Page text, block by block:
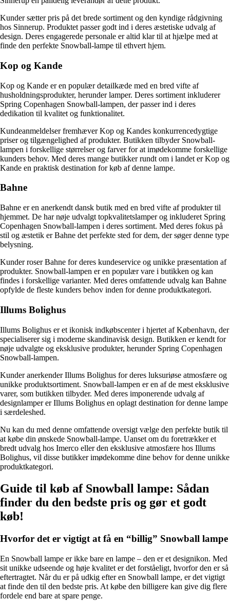
Kunder sætter pris på det brede sortiment og den kyndige rådgivning
hos Sinnerup. Produktet passer godt ind i deres æstetiske udvalg af
design. Deres engagerede personale er altid klar til at hjælpe med at
finde den perfekte Snowball-lampe til ethvert hjem.
Kop og Kande
Kop og Kande er en populær detailkæde med en bred vifte af
husholdningsprodukter, herunder lamper. Deres sortiment inkluderer
Spring Copenhagen Snowball-lampen, der passer ind i deres
dedikation til kvalitet og funktionalitet.
Kundeanmeldelser fremhæver Kop og Kandes konkurrencedygtige
priser og tilgængelighed af produkter. Butikken tilbyder Snowball-
lampen i forskellige størrelser og farver for at imødekomme forskellige
kunders behov. Med deres mange butikker rundt om i landet er Kop og
Kande en praktisk destination for køb af denne lampe.
Bahne
Bahne er en anerkendt dansk butik med en bred vifte af produkter til
hjemmet. De har nøje udvalgt topkvalitetslamper og inkluderet Spring
Copenhagen Snowball-lampen i deres sortiment. Med deres fokus på
stil og æstetik er Bahne det perfekte sted for dem, der søger denne type
belysning.
Kunder roser Bahne for deres kundeservice og unikke præsentation af
produkter. Snowball-lampen er en populær vare i butikken og kan
findes i forskellige varianter. Med deres omfattende udvalg kan Bahne
opfylde de fleste kunders behov inden for denne produktkategori.
Illums Bolighus
Illums Bolighus er et ikonisk indkøbscenter i hjertet af København, der
specialiserer sig i moderne skandinavisk design. Butikken er kendt for
nøje udvalgte og eksklusive produkter, herunder Spring Copenhagen
Snowball-lampen.
Kunder anerkender Illums Bolighus for deres luksuriøse atmosfære og
unikke produktsortiment. Snowball-lampen er en af ​​de mest eksklusive
varer, som butikken tilbyder. Med deres imponerende udvalg af
designlamper er Illums Bolighus en oplagt destination for denne lampe
i særdeleshed.
Nu kan du med denne omfattende oversigt vælge den perfekte butik til
at købe din ønskede Snowball-lampe. Uanset om du foretrækker et
bredt udvalg hos Imerco eller den eksklusive atmosfære hos Illums
Bolighus, vil disse butikker imødekomme dine behov for denne unikke
produktkategori.
Guide til køb af Snowball lampe: Sådan
finder du den bedste pris og gør et godt
køb!
Hvorfor det er vigtigt at få en “billig” Snowball lampe
En Snowball lampe er ikke bare en lampe – den er et designikon. Med
sit unikke udseende og høje kvalitet er det forståeligt, hvorfor den er så
eftertragtet. Når du er på udkig efter en Snowball lampe, er det vigtigt
at finde den til den bedste pris. At købe den billigere kan give dig flere
fordele end bare at spare penge.